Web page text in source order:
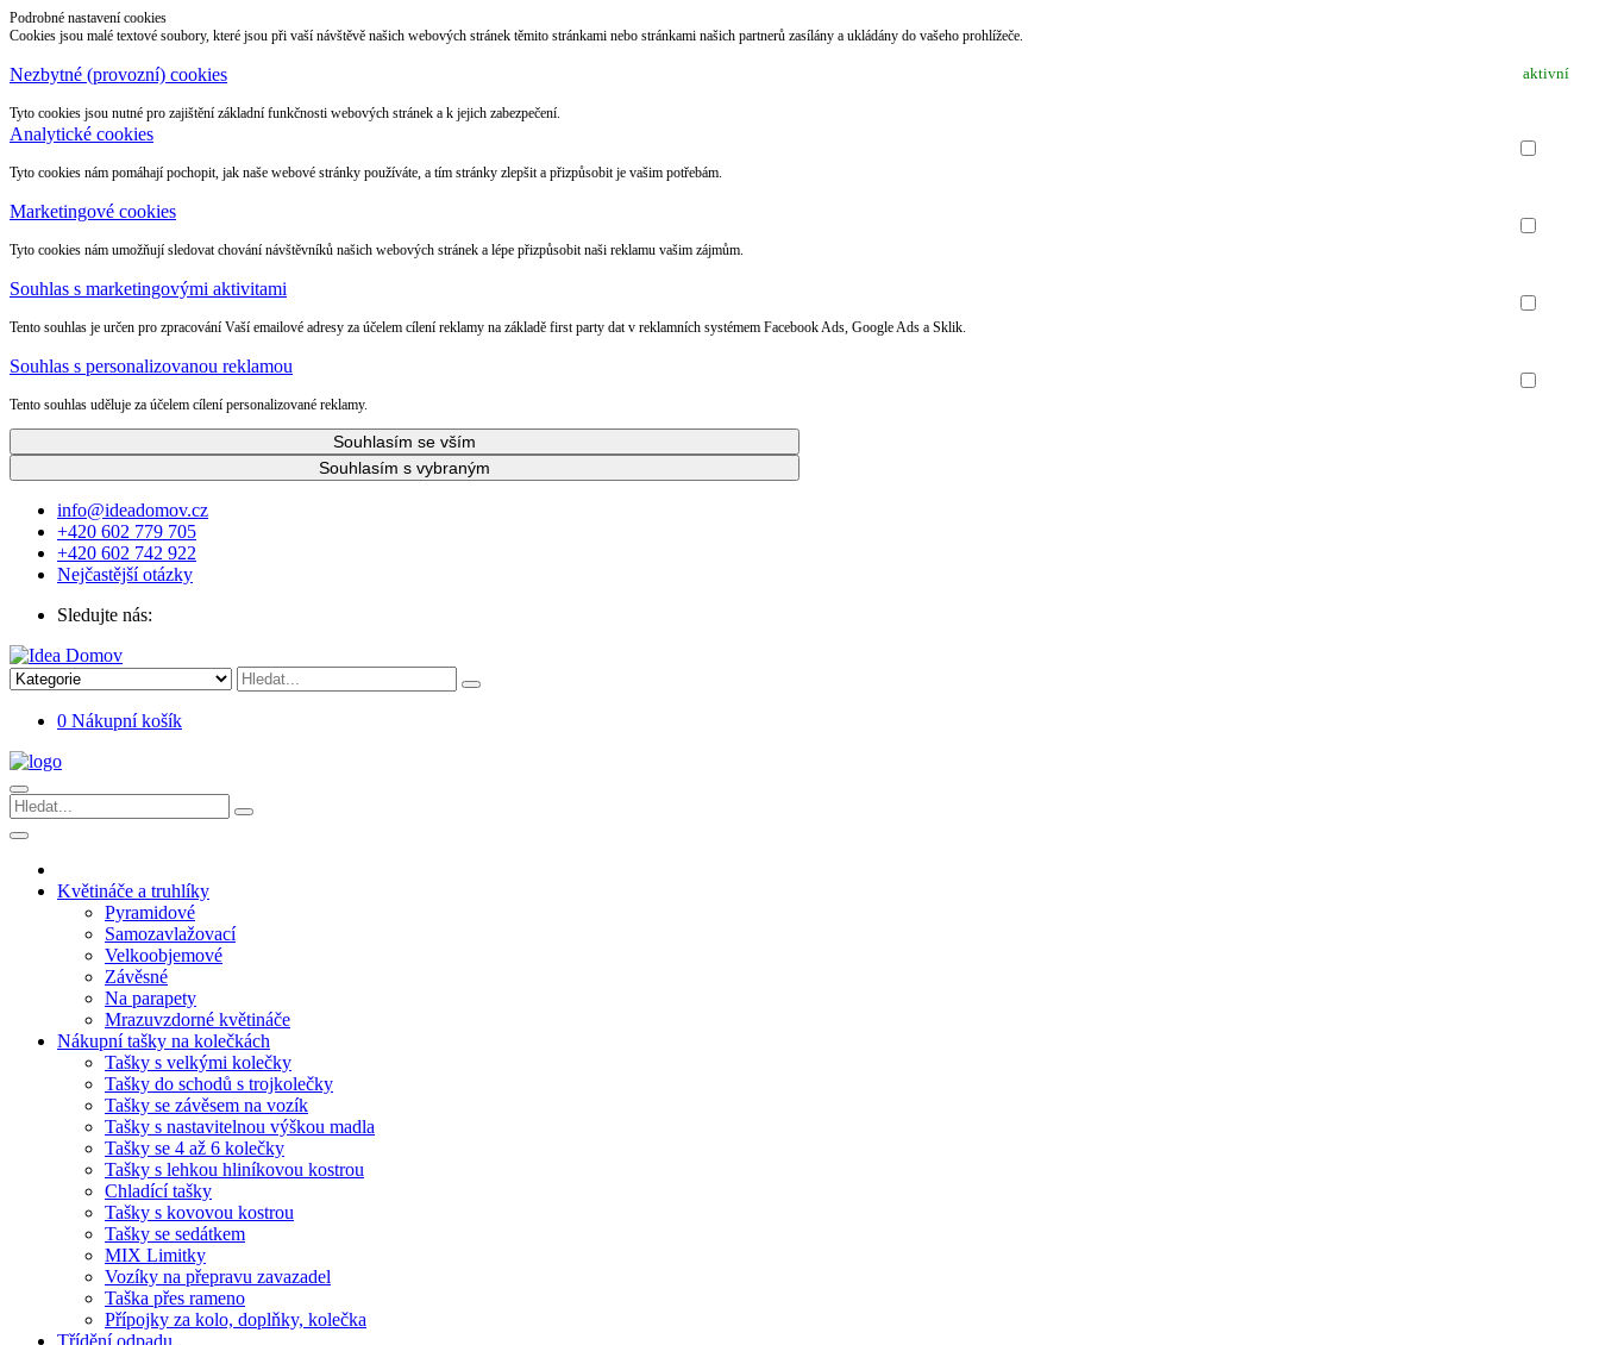
Podrobné nastavení cookies
Cookies jsou malé textové soubory, které jsou při vaší návštěvě našich webových stránek těmito stránkami nebo stránkami našich partnerů zasílány a ukládány do vašeho prohlížeče.
Nezbytné (provozní) cookies aktivní
Tyto cookies jsou nutné pro zajištění základní funkčnosti webových stránek a k jejich zabezpečení.
Analytické cookies
Tyto cookies nám pomáhají pochopit, jak naše webové stránky používáte, a tím stránky zlepšit a přizpůsobit je vašim potřebám.
Marketingové cookies
Tyto cookies nám umožňují sledovat chování návštěvníků našich webových stránek a lépe přizpůsobit naši reklamu vašim zájmům.
Souhlas s marketingovými aktivitami
Tento souhlas je určen pro zpracování Vaší emailové adresy za účelem cílení reklamy na základě first party dat v reklamních systémem Facebook Ads, Google Ads a Sklik.
Souhlas s personalizovanou reklamou
Tento souhlas uděluje za účelem cílení personalizované reklamy.
Souhlasím se vším
Souhlasím s vybraným
info@ideadomov.cz
+420 602 779 705
+420 602 742 922
Nejčastější otázky
Sledujte nás:
0 Nákupní košík
Květináče a truhlíky
Pyramidové
Samozavlažovací
Velkoobjemové
Závěsné
Na parapety
Mrazuvzdorné květináče
Nákupní tašky na kolečkách
Tašky s velkými kolečky
Tašky do schodů s trojkolečky
Tašky se závěsem na vozík
Tašky s nastavitelnou výškou madla
Tašky se 4 až 6 kolečky
Tašky s lehkou hliníkovou kostrou
Chladící tašky
Tašky s kovovou kostrou
Tašky se sedátkem
MIX Limitky
Vozíky na přepravu zavazadel
Taška přes rameno
Přípojky za kolo, doplňky, kolečka
Třídění odpadu